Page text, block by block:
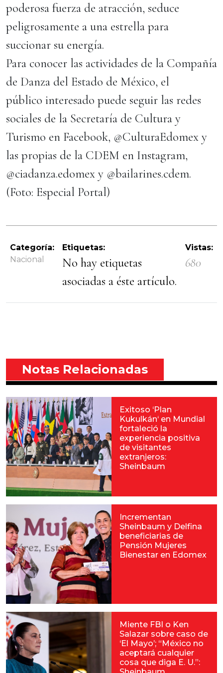
poderosa fuerza de atracción, seduce
peligrosamente a una estrella para
succionar su energía.
Para conocer las actividades de la Compañía
de Danza del Estado de México, el
público interesado puede seguir las redes
sociales de la Secretaría de Cultura y
Turismo en Facebook, @CulturaEdomex y
las propias de la CDEM en Instagram,
@ciadanza.edomex y @bailarines.cdem.
(Foto: Especial Portal)
Categoría:
Nacional
Etiquetas:
No hay etiquetas
asociadas a éste artículo.
Vistas:
680
Notas Relacionadas
Exitoso ‘Plan
Kukulkán‘ en Mundial
fortaleció la
experiencia positiva
de visitantes
extranjeros:
Sheinbaum
Incrementan
Sheinbaum y Delfina
beneficiarias de
Pensión Mujeres
Bienestar en Edomex
Miente FBI o Ken
Salazar sobre caso de
‘El Mayo’; “México no
aceptará cualquier
cosa que diga E. U.”: